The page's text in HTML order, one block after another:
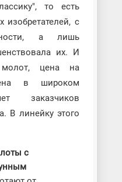
то есть
изобретателей, с
а лишь
их. И
молот, цена на
в широком
заказчиков
В линейку этого
с